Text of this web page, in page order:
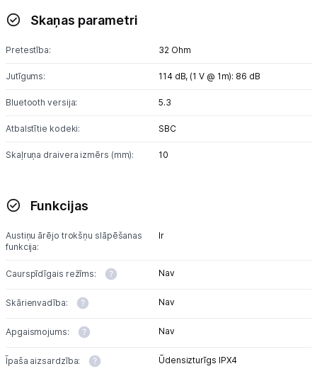
Skaņas parametri
Pretestība: 32 Ohm
Jutīgums: 114 dB, (1 V @ 1m): 86 dB
Bluetooth versija: 5.3
Atbalstītie kodeki: SBC
Skaļruņa draivera izmērs (mm): 10
Funkcijas
Austiņu ārējo trokšņu slāpēšanas
funkcija:
Ir
Caurspīdīgais režīms: Nav
Skārienvadība: Nav
Apgaismojums: Nav
Īpaša aizsardzība: Ūdensizturīgs IPX4